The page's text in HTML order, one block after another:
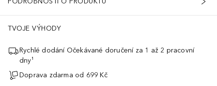
TVOJE VÝHODY
Rychlé dodání Očekávané doručení za 1 až 2 pracovní
dny¹
Doprava zdarma od 699 Kč